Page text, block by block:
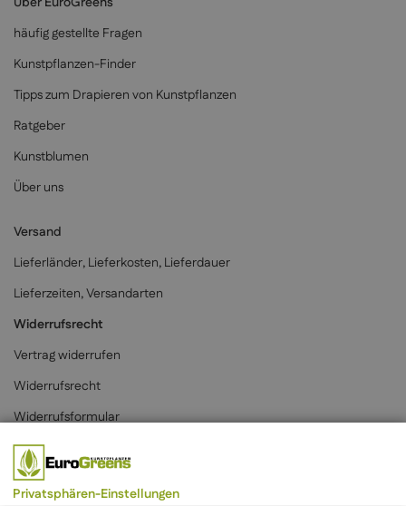
häufig gestellte Fragen
Kunstpflanzen-Finder
Tipps zum Drapieren von Kunstpflanzen
Ratgeber
Kunstblumen
Über uns
Versand
Lieferländer, Lieferkosten, Lieferdauer
Lieferzeiten, Versandarten
Widerrufsrecht
Vertrag widerrufen
Widerrufsrecht
Widerrufsformular
Zahlungsarten
Privatsphären-Einstellungen